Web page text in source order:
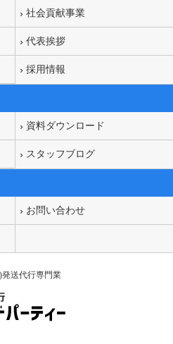
社会貢献事業
代表挨拶
採用情報
資料ダウンロード
スタッフブログ
お問い合わせ
送代行専門業